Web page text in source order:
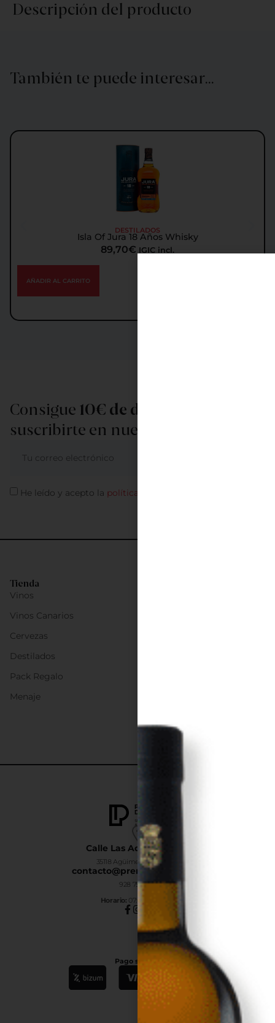
Descripción del producto
También te puede interesar…
DESTILADOS
Isla Of Jura 18 Años Whisky
89,70€ IGIC incl.
AÑADIR AL CARRITO
Calle Las Adelfas Nº6-B
35118 Agüimes, Las Palmas
contacto@premiumdrinks.es
928 754 363
Horario: 07:00h a 15:00h
Pago seguro
Tienda
Vinos
Vinos Canarios
Cervezas
Destilados
Pack Regalo
Menaje
Consigue 10€ de descuento
suscribirte en nuestra newsletter
He leído y acepto la política de privacidad